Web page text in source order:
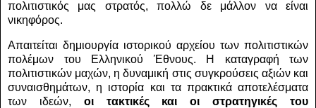
πολιτιστικός μας στρατός, πολλώ δε μάλλον να είναι
νικηφόρος.
Απαιτείται δημιουργία ιστορικού αρχείου των πολιτιστικών
πολέμων του Ελληνικού Έθνους. Η καταγραφή των
πολιτιστικών μαχών, η δυναμική στις συγκρούσεις αξιών και
συναισθημάτων, η ιστορία και τα πρακτικά αποτελέσματα
των ιδεών, οι τακτικές και οι στρατηγικές του